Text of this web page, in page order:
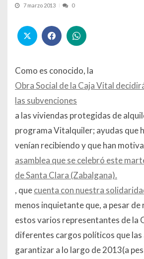
7 marzo 2013 0
Como es conocido, la
Obra Social de la Caja Vital
las subvenciones
a las viviendas protegidas de
programa Vitalquiler; ayudas que
venían recibiendo y que han
asamblea que se celebró este
de Santa Clara (Zabalgana).
, quecuenta con nuestra
menos inquietante que, a pesar
estos varios representantes de la
diferentes cargos políticos que las
garantizar a lo largo de 2013(a